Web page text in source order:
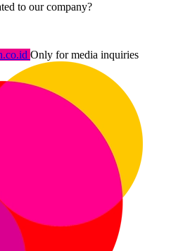
to our company?
Only for media inquiries